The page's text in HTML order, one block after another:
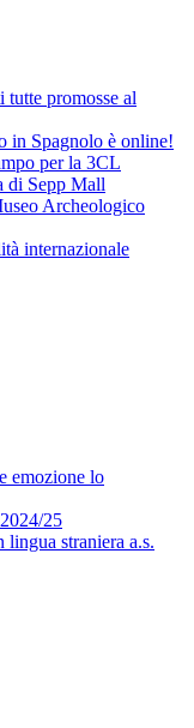
promosse al
in Spagnolo è online!
per la 3CL
di Sepp Mall
Archeologico
internazionale
emozione lo
25
lingua straniera a.s.